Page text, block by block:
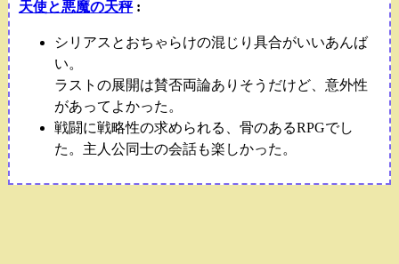
天使と悪魔の天秤:
シリアスとおちゃらけの混じり具合がいいあんば
い。
ラストの展開は賛否両論ありそうだけど、意外性
があってよかった。
戦闘に戦略性の求められる、骨のあるRPGでし
た。主人公同士の会話も楽しかった。